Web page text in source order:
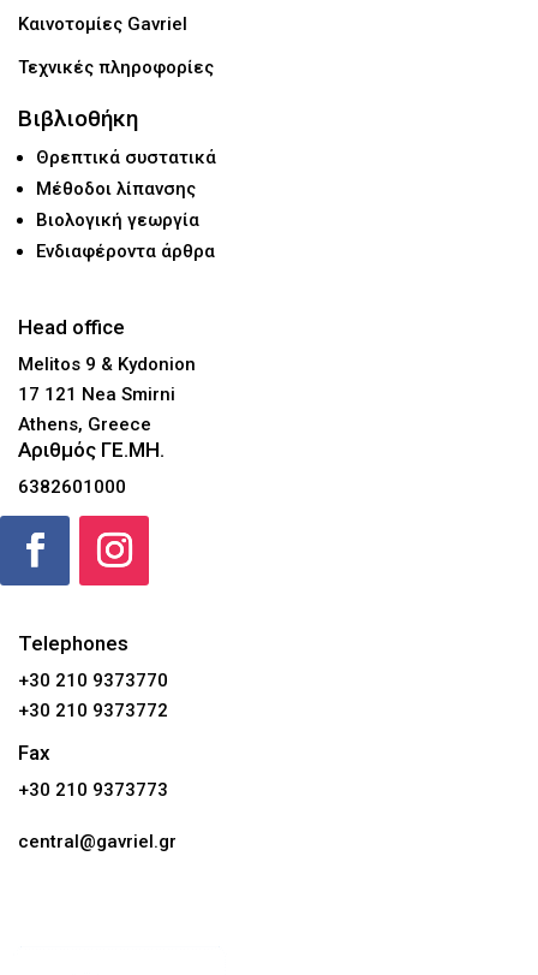
Καινοτομίες Gavriel
Τεχνικές πληροφορίες
Βιβλιοθήκη
Θρεπτικά συστατικά
Μέθοδοι λίπανσης
Βιολογική γεωργία
Ενδιαφέροντα άρθρα
Head office
Melitos 9 & Kydonion
17 121 Nea Smirni
Athens, Greece
Αριθμός ΓΕ.ΜΗ.
6382601000
Telephones
+30 210 9373770
+30 210 9373772
Fax
+30 210 9373773
central@gavriel.gr